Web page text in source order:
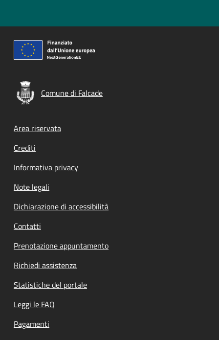
Comune di Falcade
Footer menu
Area riservata
Crediti
Informativa privacy
Note legali
Dichiarazione di accessibilità
Contatti
Prenotazione appuntamento
Richiedi assistenza
Statistiche del portale
Leggi le FAQ
Pagamenti